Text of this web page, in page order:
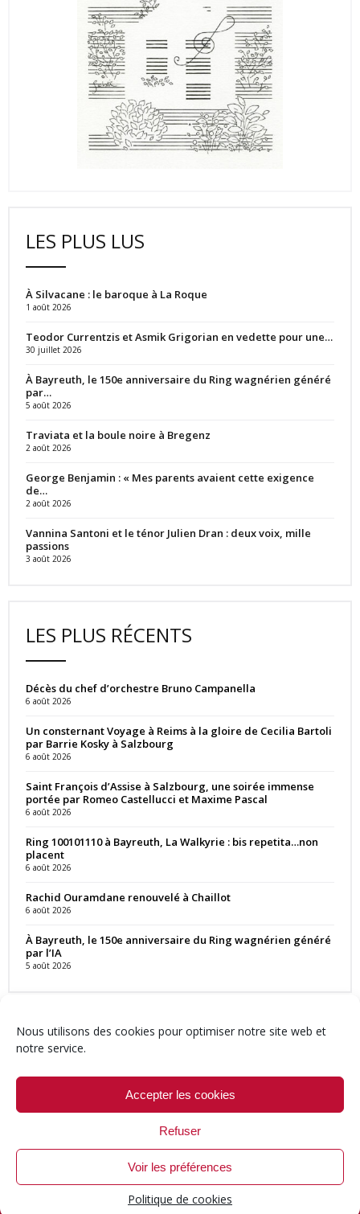
Nous utilisons des cookies pour optimiser notre site web et
notre service.
Accepter les cookies
Refuser
Voir les préférences
Politique de cookies
LES PLUS LUS
À Silvacane : le baroque à La Roque
1 août 2026
Teodor Currentzis et Asmik Grigorian en vedette pour une…
30 juillet 2026
À Bayreuth, le 150e anniversaire du Ring wagnérien généré
par…
5 août 2026
Traviata et la boule noire à Bregenz
2 août 2026
George Benjamin : « Mes parents avaient cette exigence
de…
2 août 2026
Vannina Santoni et le ténor Julien Dran : deux voix, mille
passions
3 août 2026
LES PLUS RÉCENTS
Décès du chef d’orchestre Bruno Campanella
6 août 2026
Un consternant Voyage à Reims à la gloire de Cecilia Bartoli
par Barrie Kosky à Salzbourg
6 août 2026
Saint François d’Assise à Salzbourg, une soirée immense
portée par Romeo Castellucci et Maxime Pascal
6 août 2026
Ring 100101110 à Bayreuth, La Walkyrie : bis repetita…non
placent
6 août 2026
Rachid Ouramdane renouvelé à Chaillot
6 août 2026
À Bayreuth, le 150e anniversaire du Ring wagnérien généré
par l’IA
5 août 2026
© 1999-2026 ResMusica.net Tous droits réservés.